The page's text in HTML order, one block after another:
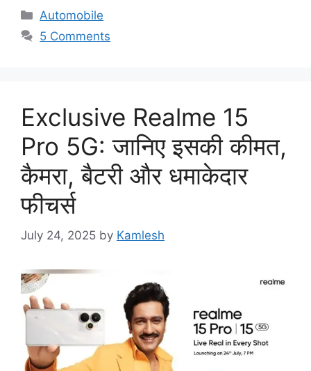
Categories
Automobile
5 Comments
Exclusive Realme 15
Pro 5G: जानिए इसकी कीमत,
कैमरा, बैटरी और धमाकेदार
फीचर्स
July 24, 2025 by Kamlesh